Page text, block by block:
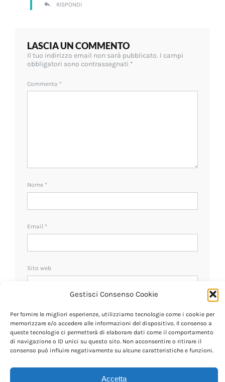
Gestisci Consenso Cookie
Per fornire le migliori esperienze, utilizziamo tecnologie come i cookie per
memorizzare e/o accedere alle informazioni del dispositivo. Il consenso a
queste tecnologie ci permetterà di elaborare dati come il comportamento
di navigazione o ID unici su questo sito. Non acconsentire o ritirare il
consenso può influire negativamente su alcune caratteristiche e funzioni.
Accetta
RISPONDI
LASCIA UN COMMENTO
Il tuo indirizzo email non sarà pubblicato. I campi
obbligatori sono contrassegnati *
Commento *
Nome *
Email *
Sito web